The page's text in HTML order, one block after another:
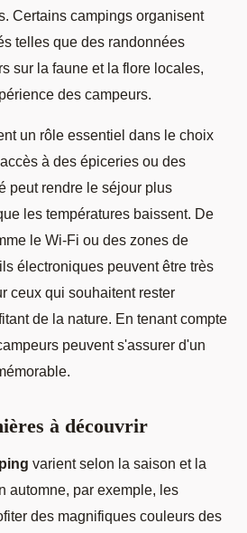
Certains campings organisent
telles que des randonnées
sur la faune et la flore locales,
des campeurs.
un rôle essentiel dans le choix
à des épiceries ou des
peut rendre le séjour plus
les températures baissent. De
le Wi-Fi ou des zones de
électroniques peuvent être très
ceux qui souhaitent rester
de la nature. En tenant compte
peuvent s'assurer d'un
à découvrir
varient selon la saison et la
automne, par exemple, les
des magnifiques couleurs des